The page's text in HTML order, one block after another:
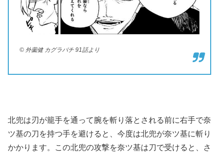
© 外薗健 カグラバチ 91話より
北兜は刃が籠手を通って腕を斬り落とされる前に右手で奈
ツ基の刀を持つ手を避けると、今度は北兜が奈ツ基に斬り
かかります。この北兜の攻撃を奈ツ基は刀で受けると、さ